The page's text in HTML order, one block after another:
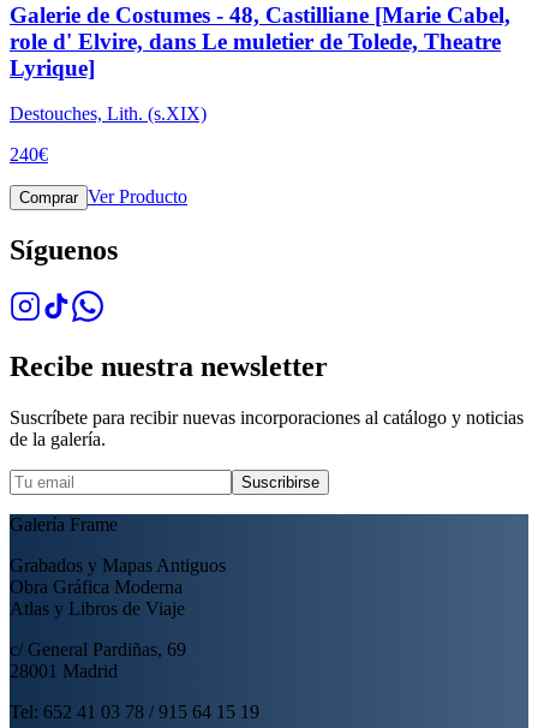
Galerie de Costumes - 48, Castilliane [Marie Cabel,
role d' Elvire, dans Le muletier de Tolede, Theatre
Lyrique]
Destouches, Lith. (s.XIX)
240€
Comprar Ver Producto
Síguenos
Recibe nuestra newsletter
Suscríbete para recibir nuevas incorporaciones al catálogo y noticias
de la galería.
Suscribirse
Galería Frame
Grabados y Mapas Antiguos
Obra Gráfica Moderna
Atlas y Libros de Viaje
c/ General Pardiñas, 69
28001 Madrid
Tel: 652 41 03 78 / 915 64 15 19